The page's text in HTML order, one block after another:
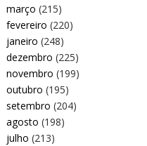
março (215)
fevereiro (220)
janeiro (248)
dezembro (225)
novembro (199)
outubro (195)
setembro (204)
agosto (198)
julho (213)